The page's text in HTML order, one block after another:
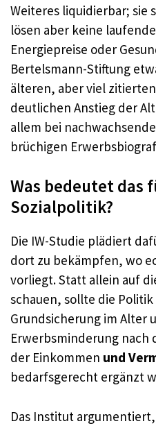
Weiteres liquidierbar; sie
lösen aber keine
Energiepreise oder
Bertelsmann-Stiftung
älteren, aber viel
deutlichen Anstieg der
allem bei
brüchigen
Was bedeutet das
Sozialpolitik?
Die IW-Studie plädiert
dort zu bekämpfen, wo
vorliegt. Statt allein auf
schauen, sollte die
Grundsicherung im Alter
Erwerbsminderung nach
der Einkommen und
bedarfsgerecht ergänzt
Das Institut